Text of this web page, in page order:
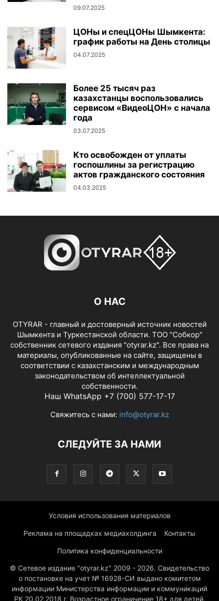
09.07.2025
ЦОНы и спецЦОНы Шымкента:
график работы на День столицы
04.07.2025
Более 25 тысяч раз
казахстанцы воспользовались
сервисом «ВидеоЦОН» с начала
года
03.07.2025
Кто освобожден от уплаты
госпошлины за регистрацию
актов гражданского состояния
04.03.2025
О НАС
OTYRAR - главный и достоверный источник новостей
Шымкента и Туркестанской области. ТОО "Собкор"
собственник сетевого издания "otyrar.kz". Все права на
материалы, опубликованные на сайте, защищены в
соответствии с казахстанским и международным
законодательством об интеллектуальной
собственности.
Наш WhatsApp +7 (700) 577-17-17
Свяжитесь с нами: info@otyrar.kz
СЛЕДУЙТЕ ЗА НАМИ
Условия использования материалов
Реклама на площадках медиахолдинга Контакты
Политика конфиденциальности
© Сетевое издание "otyrar.kz" 2009 - 2026. Свидетельство
о постановке на учет № 16928-СИ выдано комитетом
информации Министерства информации и коммуникаций
РК 20.02.2018 г. Возрастное ограничение 18+ для детей,